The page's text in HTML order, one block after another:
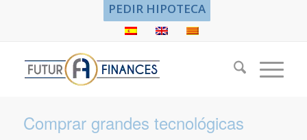
PEDIR HIPOTECA
Comprar grandes tecnológicas